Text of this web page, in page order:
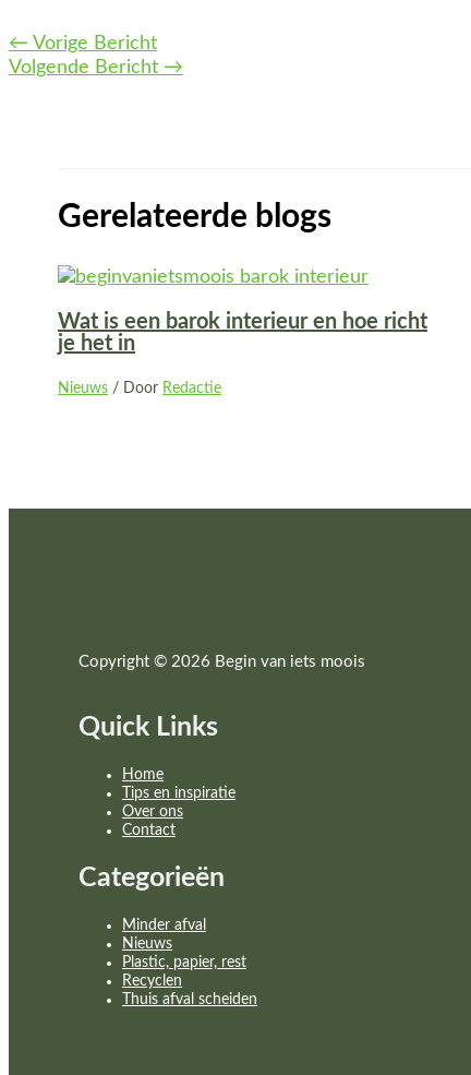
← Vorige Bericht
Volgende Bericht →
Gerelateerde blogs
Wat is een barok interieur en hoe richt
je het in
Nieuws / Door Redactie
Copyright © 2026 Begin van iets moois
Quick Links
Home
Tips en inspiratie
Over ons
Contact
Categorieën
Minder afval
Nieuws
Plastic, papier, rest
Recyclen
Thuis afval scheiden